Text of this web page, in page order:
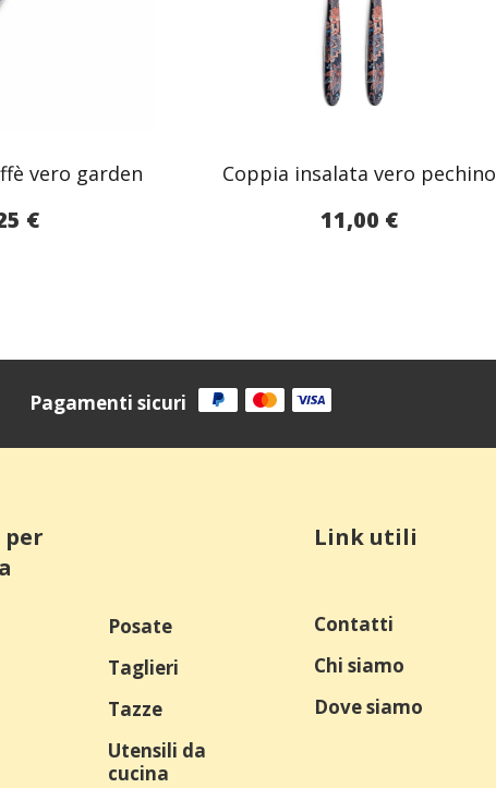
vero garden
€
Coppia insalata vero pechino
11,00 €
Pagamenti sicuri
per
Posate
Taglieri
Tazze
Utensili da
cucina
Link utili
Contatti
Chi siamo
Dove siamo